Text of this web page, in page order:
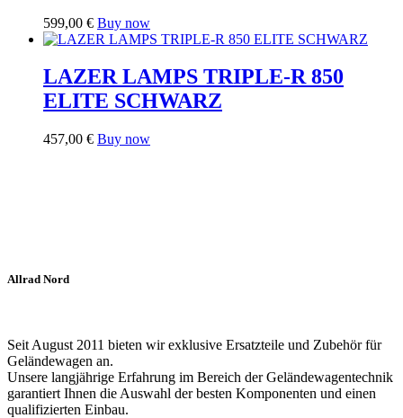
599,00 € Buy now
LAZER LAMPS TRIPLE-R 850
ELITE SCHWARZ
457,00 € Buy now
Allrad Nord
Seit August 2011 bieten wir exklusive Ersatzteile und Zubehör für
Geländewagen an.
Unsere langjährige Erfahrung im Bereich der Geländewagentechnik
garantiert Ihnen die Auswahl der besten Komponenten und einen
qualifizierten Einbau.